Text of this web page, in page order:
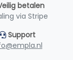
betalen
via Stripe
Support